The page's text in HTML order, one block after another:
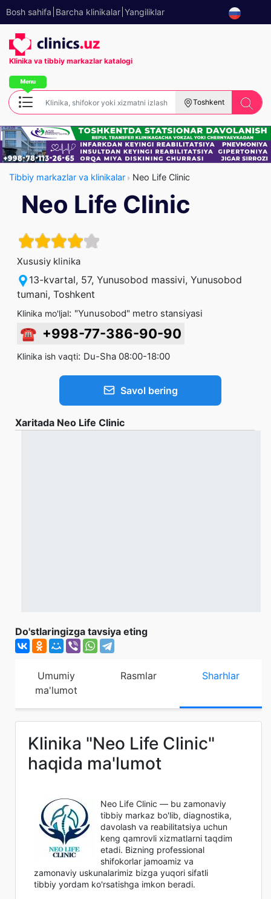
Bosh sahifa Barcha klinikalar Yangiliklar
Klinika va tibbiy markazlar katalogi
Toshkent
Tibbiy markazlar va klinikalar Neo Life Clinic
Neo Life Clinic
Xususiy klinika
13-kvartal, 57, Yunusobod massivi, Yunusobod
tumani, Toshkent
Klinika mo'ljal: "Yunusobod" metro stansiyasi
☎ +998-77-386-90-90
Klinika ish vaqti: Du-Sha 08:00-18:00
Savol bering
Xaritada Neo Life Clinic
Do'stlaringizga tavsiya eting
Umumiy
ma'lumot
Rasmlar Sharhlar
Klinika "Neo Life Clinic"
haqida ma'lumot
Neo Life Clinic — bu zamonaviy
tibbiy markaz bo'lib, diagnostika,
davolash va reabilitatsiya uchun
keng qamrovli xizmatlarni taqdim
etadi. Bizning professional
shifokorlar jamoamiz va
zamonaviy uskunalarimiz bizga yuqori sifatli
tibbiy yordam ko'rsatishga imkon beradi.